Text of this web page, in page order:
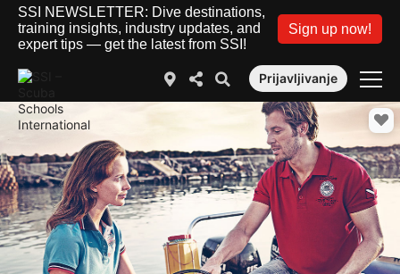
SSI NEWSLETTER: Dive destinations,
training insights, industry updates, and
expert tips — get the latest from SSI!
Sign up now!
Prijavljivanje